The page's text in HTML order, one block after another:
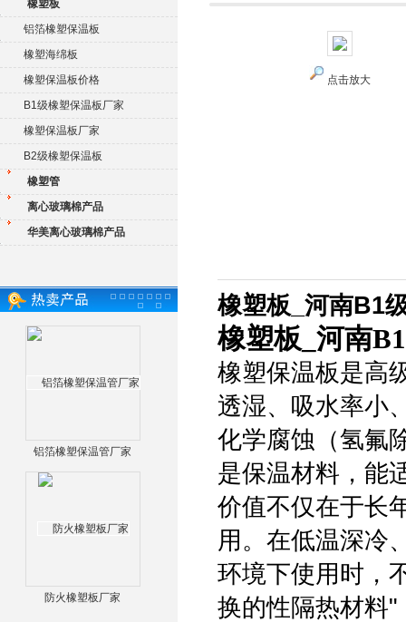
橡塑板
铝箔橡塑保温板
橡塑海绵板
橡塑保温板价格
B1级橡塑保温板厂家
橡塑保温板厂家
B2级橡塑保温板
橡塑管
离心玻璃棉产品
华美离心玻璃棉产品
铝箔橡塑保温管厂家
防火橡塑板厂家
点击放大
橡塑板_河南B1
橡塑板_河南
橡塑保温板是高
透湿、吸水率小
化学腐蚀（氢氟
是保温材料，能
价值不仅在于长
用。在低温深冷
环境下使用时，
换的性隔热材料